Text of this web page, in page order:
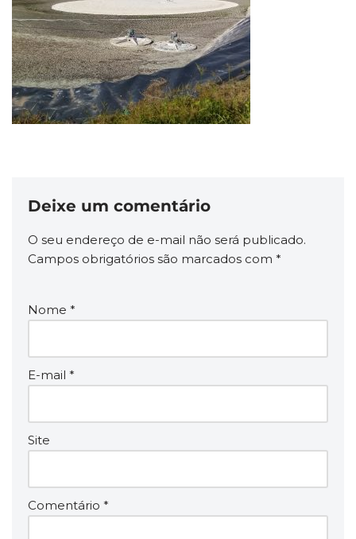
Deixe um comentário
O seu endereço de e-mail não será publicado.
Campos obrigatórios são marcados com *
Nome *
E-mail *
Site
Comentário *